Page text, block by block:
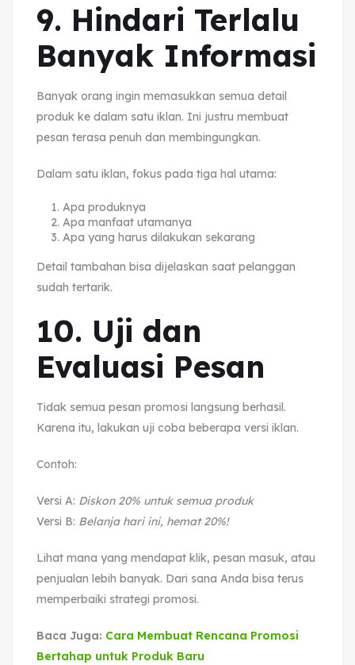
9. Hindari Terlalu
Banyak Informasi
Banyak orang ingin memasukkan semua detail
produk ke dalam satu iklan. Ini justru membuat
pesan terasa penuh dan membingungkan.
Dalam satu iklan, fokus pada tiga hal utama:
Apa produknya
Apa manfaat utamanya
Apa yang harus dilakukan sekarang
Detail tambahan bisa dijelaskan saat pelanggan
sudah tertarik.
10. Uji dan
Evaluasi Pesan
Tidak semua pesan promosi langsung berhasil.
Karena itu, lakukan uji coba beberapa versi iklan.
Contoh:
Versi A: Diskon 20% untuk semua produk
Versi B: Belanja hari ini, hemat 20%!
Lihat mana yang mendapat klik, pesan masuk, atau
penjualan lebih banyak. Dari sana Anda bisa terus
memperbaiki strategi promosi.
Baca Juga: Cara Membuat Rencana Promosi
Bertahap untuk Produk Baru